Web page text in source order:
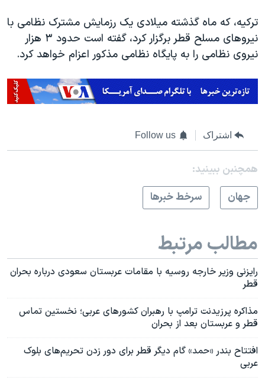
ترکیه، که ماه گذشته میلادی یک رزمایش مشترک نظامی با
نیروهای مسلح قطر برگزار کرد، گفته است حدود ۳ هزار
نیروی نظامی را به پایگاه نظامی مذکور اعزام خواهد کرد.
اشتراک Follow us
همچنبن ببینید:
جهان
سرخط خبرها
مطالب مرتبط
رایزنی وزیر خارجه روسیه با مقامات عربستان سعودی درباره بحران
قطر
مذاکره پرزیدنت ترامپ با رهبران کشورهای عربی؛ نخستین تماس
قطر و عربستان بعد از بحران
افتتاح بندر «حمد» گام دیگر قطر برای دور زدن تحریم‌های بلوک
عربی